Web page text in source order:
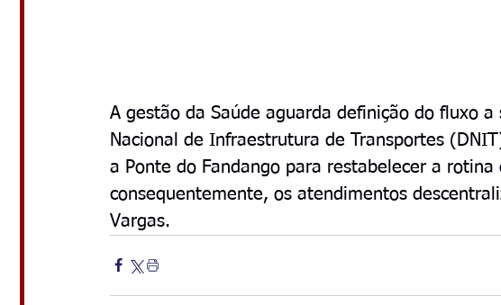
A gestão da Saúde aguarda definição do fluxo
Nacional de Infraestrutura de Transportes
a Ponte do Fandango para restabelecer a rotina
consequentemente, os atendimentos
Vargas.